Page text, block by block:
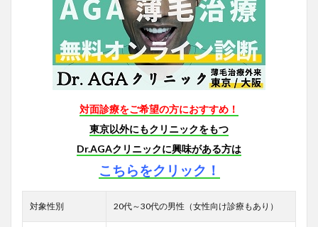
対面診療をご希望の方におすすめ！
東京以外にもクリニックをもつ
Dr.AGAクリニックに興味がある方は
こちらをクリック！
対象性別 20代～30代の男性（女性向け診療もあり）